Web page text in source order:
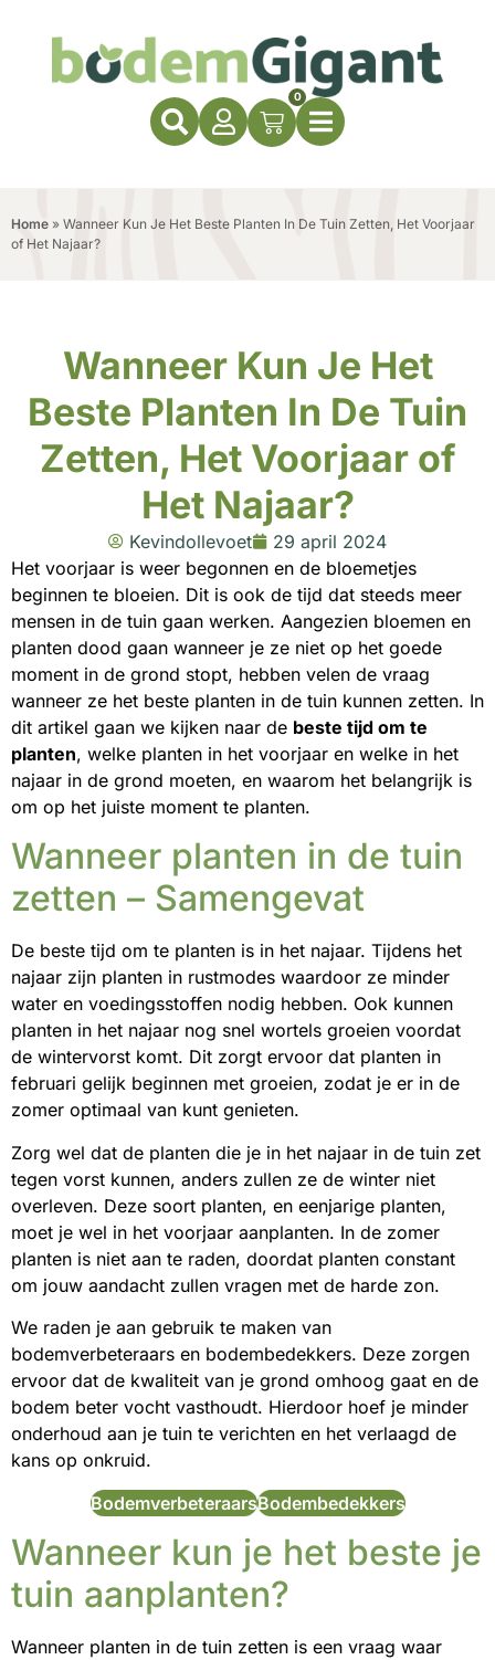
0
Home » Wanneer Kun Je Het Beste Planten In De Tuin Zetten, Het Voorjaar
of Het Najaar?
Wanneer Kun Je Het
Beste Planten In De Tuin
Zetten, Het Voorjaar of
Het Najaar?
Kevindollevoet
29 april 2024
Het voorjaar is weer begonnen en de bloemetjes
beginnen te bloeien. Dit is ook de tijd dat steeds meer
mensen in de tuin gaan werken. Aangezien bloemen en
planten dood gaan wanneer je ze niet op het goede
moment in de grond stopt, hebben velen de vraag
wanneer ze het beste planten in de tuin kunnen zetten. In
dit artikel gaan we kijken naar de beste tijd om te
planten, welke planten in het voorjaar en welke in het
najaar in de grond moeten, en waarom het belangrijk is
om op het juiste moment te planten.
Wanneer planten in de tuin
zetten – Samengevat
De beste tijd om te planten is in het najaar. Tijdens het
najaar zijn planten in rustmodes waardoor ze minder
water en voedingsstoffen nodig hebben. Ook kunnen
planten in het najaar nog snel wortels groeien voordat
de wintervorst komt. Dit zorgt ervoor dat planten in
februari gelijk beginnen met groeien, zodat je er in de
zomer optimaal van kunt genieten.
Zorg wel dat de planten die je in het najaar in de tuin zet
tegen vorst kunnen, anders zullen ze de winter niet
overleven. Deze soort planten, en eenjarige planten,
moet je wel in het voorjaar aanplanten. In de zomer
planten is niet aan te raden, doordat planten constant
om jouw aandacht zullen vragen met de harde zon.
We raden je aan gebruik te maken van
bodemverbeteraars en bodembedekkers. Deze zorgen
ervoor dat de kwaliteit van je grond omhoog gaat en de
bodem beter vocht vasthoudt. Hierdoor hoef je minder
onderhoud aan je tuin te verichten en het verlaagd de
kans op onkruid.
BodemverbeteraarsBodembedekkers
Wanneer kun je het beste je
tuin aanplanten?
Wanneer planten in de tuin zetten is een vraag waar